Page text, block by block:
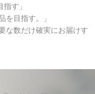
す」
を目指す。」
な数だけ確実にお届けす